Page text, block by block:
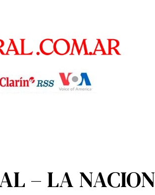
– LA NACION